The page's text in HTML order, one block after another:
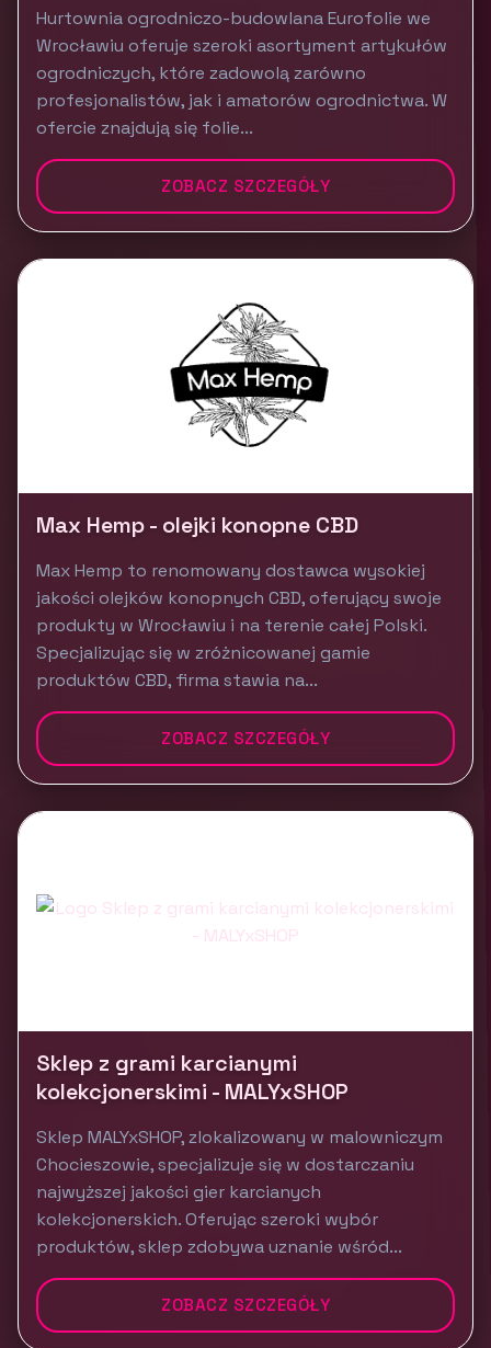
Hurtownia ogrodniczo-budowlana Eurofolie we
Wrocławiu oferuje szeroki asortyment artykułów
ogrodniczych, które zadowolą zarówno
profesjonalistów, jak i amatorów ogrodnictwa. W
ofercie znajdują się folie...
ZOBACZ SZCZEGÓŁY
Max Hemp - olejki konopne CBD
Max Hemp to renomowany dostawca wysokiej
jakości olejków konopnych CBD, oferujący swoje
produkty w Wrocławiu i na terenie całej Polski.
Specjalizując się w zróżnicowanej gamie
produktów CBD, firma stawia na...
ZOBACZ SZCZEGÓŁY
Sklep z grami karcianymi
kolekcjonerskimi - MALYxSHOP
Sklep MALYxSHOP, zlokalizowany w malowniczym
Chocieszowie, specjalizuje się w dostarczaniu
najwyższej jakości gier karcianych
kolekcjonerskich. Oferując szeroki wybór
produktów, sklep zdobywa uznanie wśród...
ZOBACZ SZCZEGÓŁY